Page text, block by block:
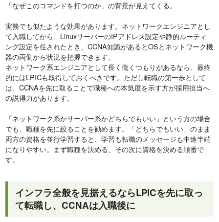
「なぜこのコマンドを打つのか」の背景が見えてくる。
実務でも似たような効果があります。ネットワークエンジニアとし
て入職してから、LinuxサーバーのIPアドレス設定や静的ルーティ
ング設定を任されたとき、CCNA知識があるとOSとネットワーク機
器の両側から状況を把握できます。
ネットワーク系エンジニアとして長く働くつもりがあるなら、最終
的にはLPICも取得しておくべきです。ただし転職の第一歩として
は、CCNAを先に取ることで職種への本気度を示す方が採用担当へ
の説得力があります。
「ネットワーク系かサーバー系かどちらでもいい」という方の場合
でも、職種を先に絞ることを勧めます。「どちらでもいい」のまま
両方の資格を並行学習すると、学習も転職のメッセージも中途半端
になりやすい。まず職種を決める、その次に資格を決める順番で
す。
インフラ全般を見据えるならLPICを先に取っ
て転職し、CCNAは入職後に